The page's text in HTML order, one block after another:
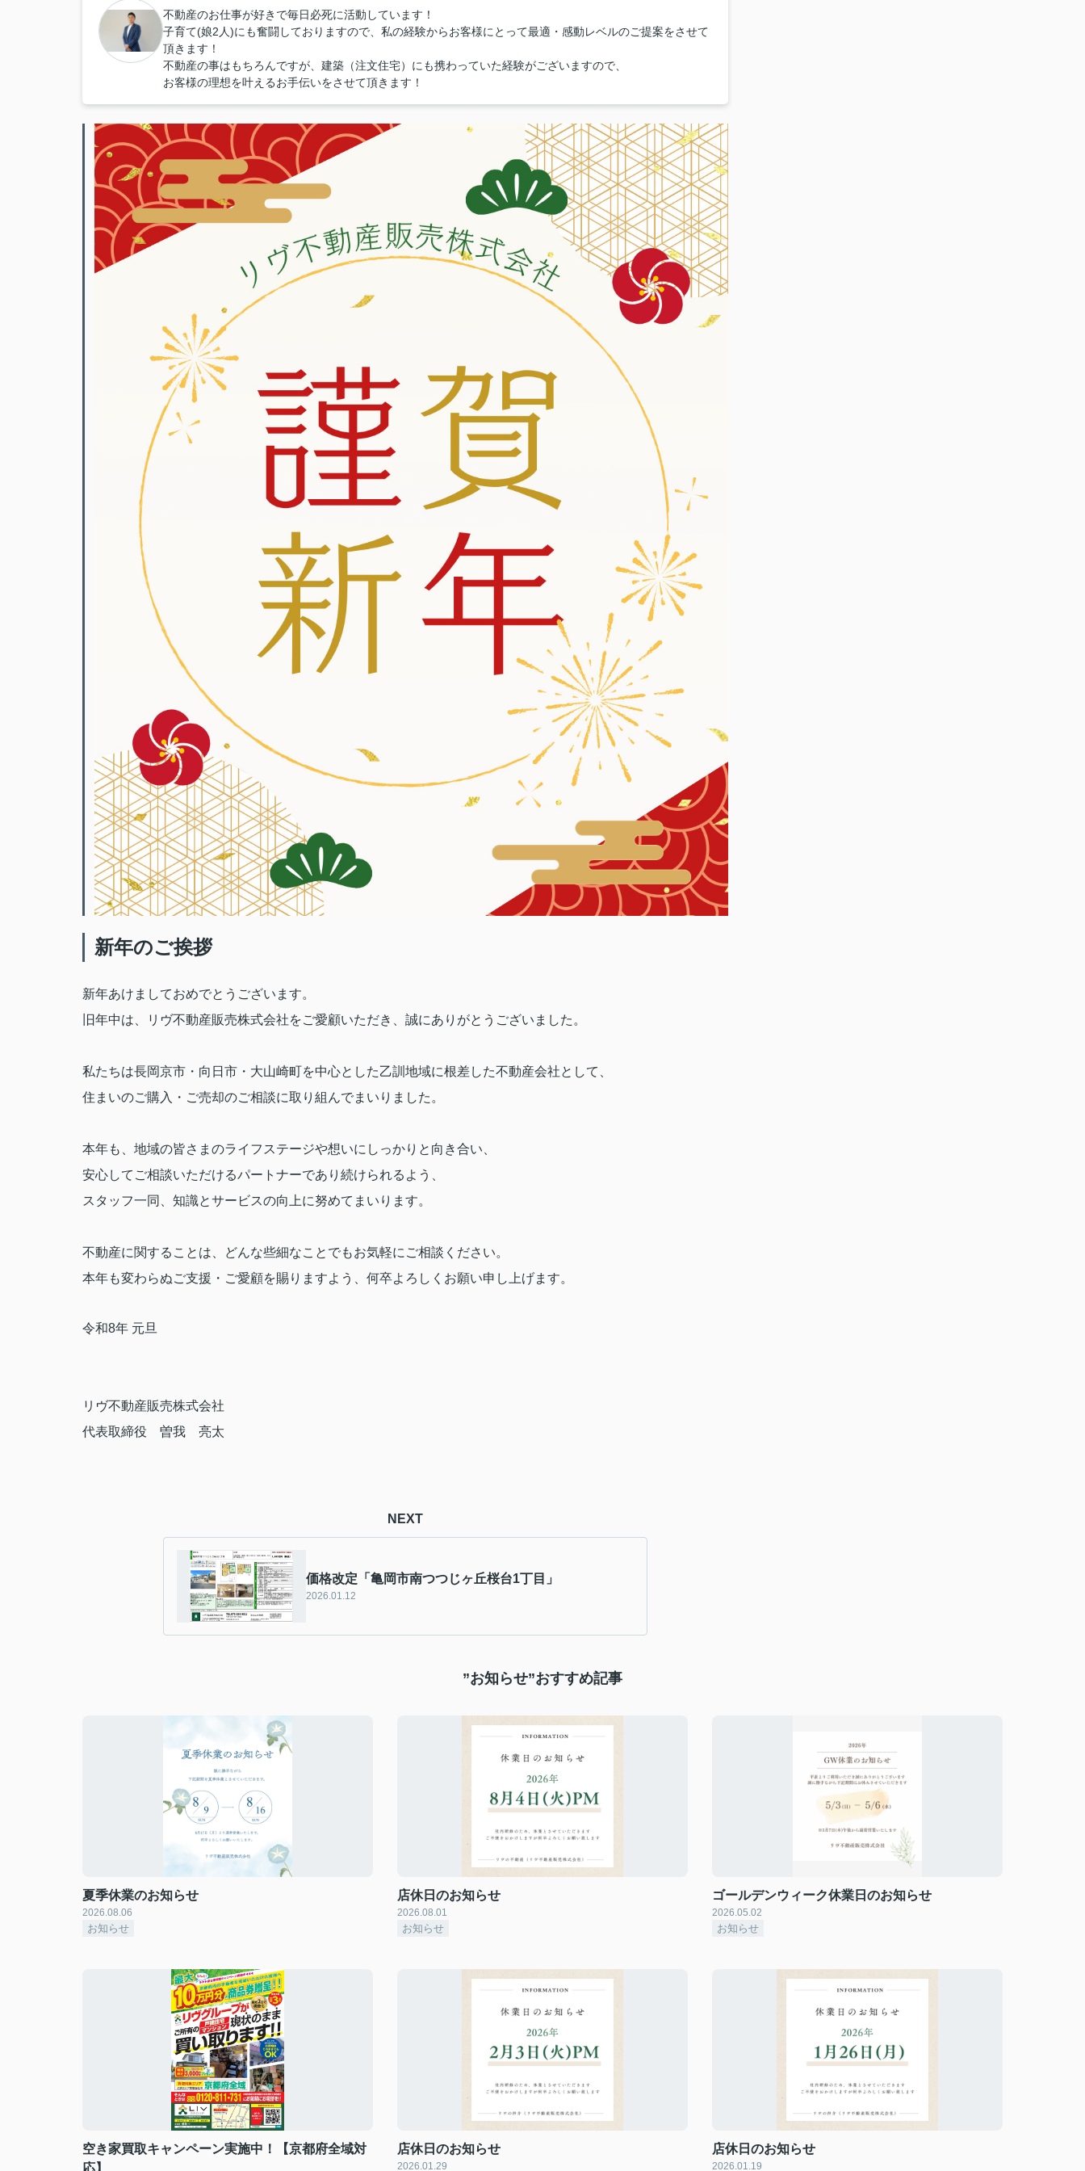
不動産のお仕事が好きで毎日必死に活動しています！
子育て(娘2人)にも奮闘しておりますので、私の経験からお客様にとって最適・感動レベルのご提案をさせて
頂きます！
不動産の事はもちろんですが、建築（注文住宅）にも携わっていた経験がございますので、
お客様の理想を叶えるお手伝いをさせて頂きます！
新年のご挨拶
新年あけましておめでとうございます。
旧年中は、リヴ不動産販売株式会社をご愛顧いただき、誠にありがとうございました。
私たちは長岡京市・向日市・大山崎町を中心とした乙訓地域に根差した不動産会社として、
住まいのご購入・ご売却のご相談に取り組んでまいりました。
本年も、地域の皆さまのライフステージや想いにしっかりと向き合い、
安心してご相談いただけるパートナーであり続けられるよう、
スタッフ一同、知識とサービスの向上に努めてまいります。
不動産に関することは、どんな些細なことでもお気軽にご相談ください。
本年も変わらぬご支援・ご愛顧を賜りますよう、何卒よろしくお願い申し上げます。
令和8年 元旦
リヴ不動産販売株式会社
代表取締役 曽我 亮太
NEXT
価格改定「亀岡市南つつじヶ丘桜台1丁目」
2026.01.12
”お知らせ”おすすめ記事
夏季休業のお知らせ
2026.08.06
お知らせ
店休日のお知らせ
2026.08.01
お知らせ
ゴールデンウィーク休業日のお知らせ
2026.05.02
お知らせ
空き家買取キャンペーン実施中！【京都府全域対
店休日のお知らせ
2026.01.29
店休日のお知らせ
2026.01.19